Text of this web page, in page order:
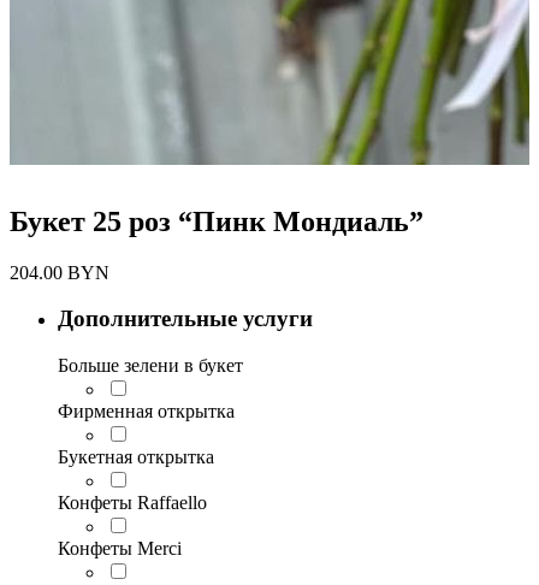
Букет 25 роз “Пинк Мондиаль”
204.00 BYN
Дополнительные услуги
Больше зелени в букет
Фирменная открытка
Букетная открытка
Конфеты Raffaello
Конфеты Merci